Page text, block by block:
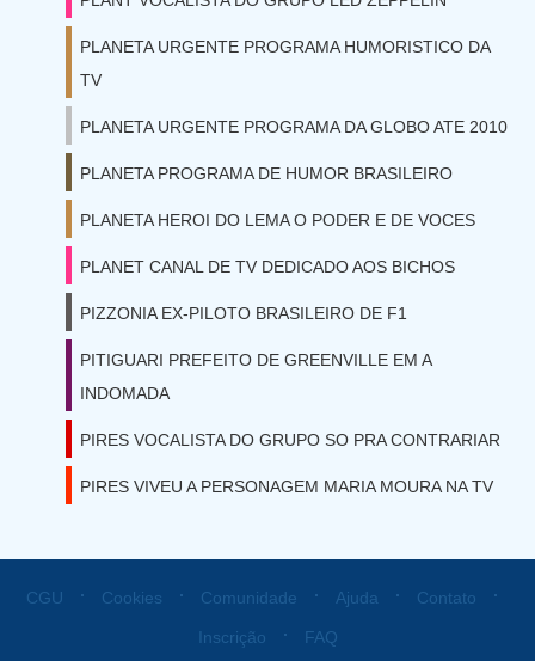
PLANETA URGENTE PROGRAMA HUMORISTICO DA
TV
PLANETA URGENTE PROGRAMA DA GLOBO ATE 2010
PLANETA PROGRAMA DE HUMOR BRASILEIRO
PLANETA HEROI DO LEMA O PODER E DE VOCES
PLANET CANAL DE TV DEDICADO AOS BICHOS
PIZZONIA EX-PILOTO BRASILEIRO DE F1
PITIGUARI PREFEITO DE GREENVILLE EM A
INDOMADA
PIRES VOCALISTA DO GRUPO SO PRA CONTRARIAR
PIRES VIVEU A PERSONAGEM MARIA MOURA NA TV
CGU ⋅ Cookies ⋅ Comunidade ⋅ Ajuda ⋅ Contato ⋅
Inscrição ⋅ FAQ